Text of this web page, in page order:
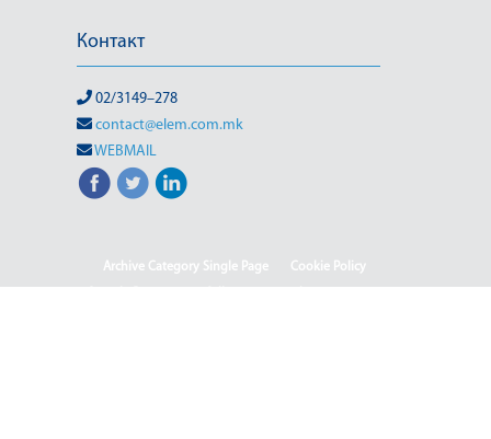
Контакт
02/3149–278
contact@elem.com.mk
WEBMAIL
Archive Category Single Page
Cookie Policy